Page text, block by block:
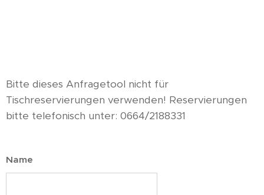
Bitte dieses Anfragetool nicht für
Tischreservierungen verwenden! Reservierungen
bitte telefonisch unter: 0664/2188331
Name